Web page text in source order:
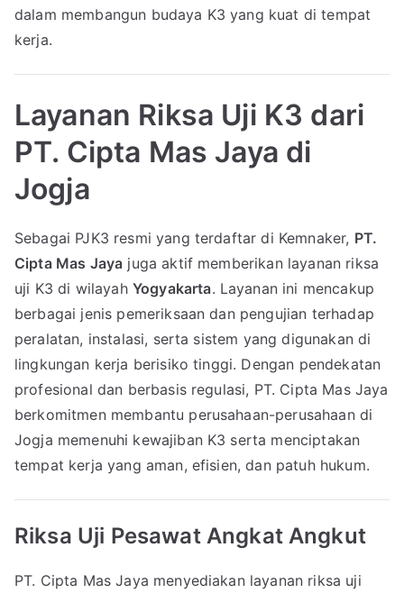
dalam membangun budaya K3 yang kuat di tempat
kerja.
Layanan Riksa Uji K3 dari
PT. Cipta Mas Jaya di
Jogja
Sebagai PJK3 resmi yang terdaftar di Kemnaker, PT.
Cipta Mas Jaya juga aktif memberikan layanan riksa
uji K3 di wilayah Yogyakarta. Layanan ini mencakup
berbagai jenis pemeriksaan dan pengujian terhadap
peralatan, instalasi, serta sistem yang digunakan di
lingkungan kerja berisiko tinggi. Dengan pendekatan
profesional dan berbasis regulasi, PT. Cipta Mas Jaya
berkomitmen membantu perusahaan-perusahaan di
Jogja memenuhi kewajiban K3 serta menciptakan
tempat kerja yang aman, efisien, dan patuh hukum.
Riksa Uji Pesawat Angkat Angkut
PT. Cipta Mas Jaya menyediakan layanan riksa uji